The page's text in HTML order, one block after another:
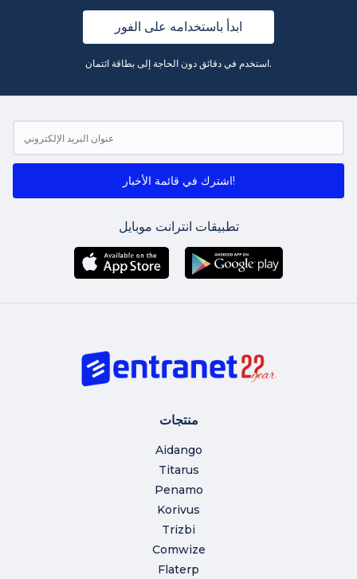
ابدأ باستخدامه على الفور
استخدم في دقائق دون الحاجة إلى بطاقة ائتمان.
اشترك في قائمة الأخبار!
تطبيقات انترانت موبايل
منتجات
Aidango
Titarus
Penamo
Korivus
Trizbi
Comwize
Flaterp